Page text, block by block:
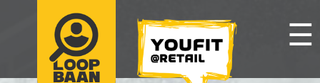
☰